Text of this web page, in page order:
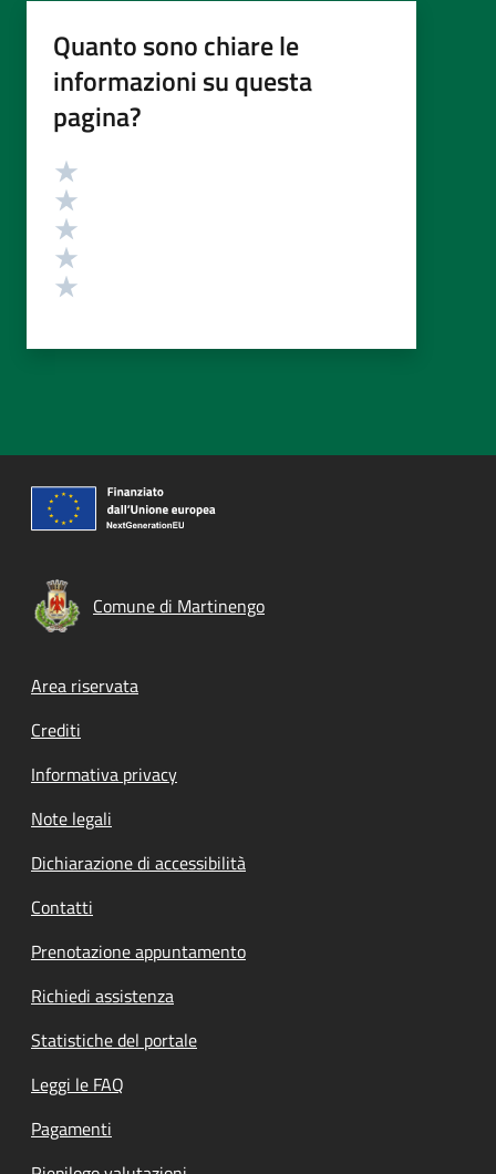
Quanto sono chiare le
informazioni su questa
pagina?
Valutazione
Comune di Martinengo
Footer menu
Area riservata
Crediti
Informativa privacy
Note legali
Dichiarazione di accessibilità
Contatti
Prenotazione appuntamento
Richiedi assistenza
Statistiche del portale
Leggi le FAQ
Pagamenti